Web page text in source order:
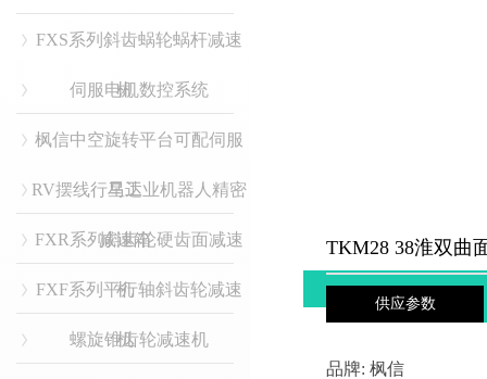
FXS系列斜齿蜗轮蜗杆减速
机
伺服电机数控系统
枫信中空旋转平台可配伺服
马达
RV摆线行星工业机器人精密
减速箱
FXR系列斜齿轮硬齿面减速
机
FXF系列平行轴斜齿轮减速
机
螺旋锥齿轮减速机
TKM28 38淮双曲
供应参数
品牌: 枫信